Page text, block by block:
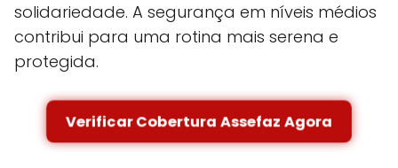
solidariedade. A segurança em níveis médios
contribui para uma rotina mais serena e
protegida.
Verificar Cobertura Assefaz Agora